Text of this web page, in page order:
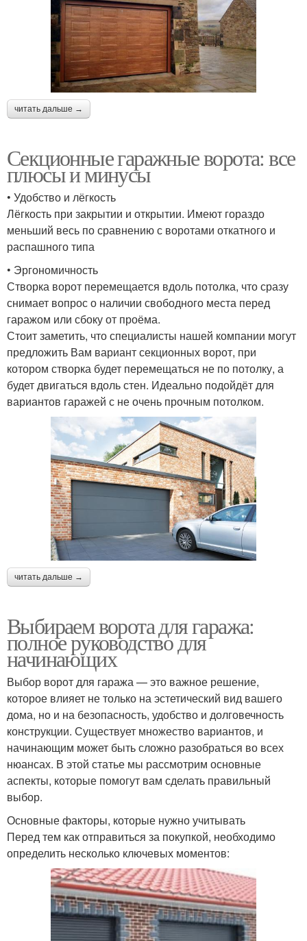
читать дальше →
Секционные гаражные ворота: все
плюсы и минусы
• Удобство и лёгкость
Лёгкость при закрытии и открытии. Имеют гораздо
меньший весь по сравнению с воротами откатного и
распашного типа
• Эргономичность
Створка ворот перемещается вдоль потолка, что сразу
снимает вопрос о наличии свободного места перед
гаражом или сбоку от проёма.
Стоит заметить, что специалисты нашей компании могут
предложить Вам вариант секционных ворот, при
котором створка будет перемещаться не по потолку, а
будет двигаться вдоль стен. Идеально подойдёт для
вариантов гаражей с не очень прочным потолком.
читать дальше →
Выбираем ворота для гаража:
полное руководство для
начинающих
Выбор ворот для гаража — это важное решение,
которое влияет не только на эстетический вид вашего
дома, но и на безопасность, удобство и долговечность
конструкции. Существует множество вариантов, и
начинающим может быть сложно разобраться во всех
нюансах. В этой статье мы рассмотрим основные
аспекты, которые помогут вам сделать правильный
выбор.
Основные факторы, которые нужно учитывать
Перед тем как отправиться за покупкой, необходимо
определить несколько ключевых моментов: